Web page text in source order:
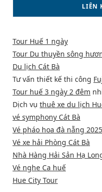
LIÊN
Tour Huế 1 ngày
Tour Du thuyền sông
Du lịch Cát Bà
Tư vấn thiết kế thi công
Tour huế 3 ngày 2 đêm
Dịch vụ thuê xe du lịch
vé symphony Cát Bà
Vé pháo hoa đà nẵng 2025
Vé xe hải Phòng Cát Bà
Nhà Hàng Hải Sản Hạ
Vé nghe Ca huế
Hue City Tour